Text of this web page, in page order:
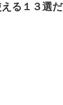
る１３選だ